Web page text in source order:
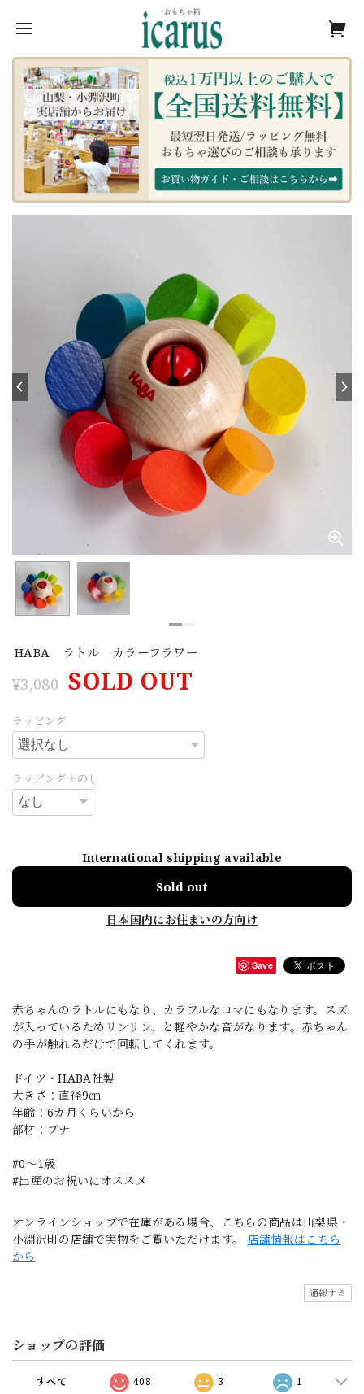
HABA ラトル カラーフラワー
¥3,080 SOLD OUT
ラッピング
ラッピング＋のし
International shipping available
Sold out
日本国内にお住まいの方向け
Save
赤ちゃんのラトルにもなり、カラフルなコマにもなります。スズ
が入っているためリンリン、と軽やかな音がなります。赤ちゃん
の手が触れるだけで回転してくれます。
ドイツ・HABA社製
大きさ：直径9㎝
年齢：6カ月くらいから
部材：ブナ
#0〜1歳
#出産のお祝いにオススメ
オンラインショップで在庫がある場合、こちらの商品は山梨県・
小淵沢町の店舗で実物をご覧いただけます。 店舗情報はこちら
から
通報する
ショップの評価
すべて 408 3 1